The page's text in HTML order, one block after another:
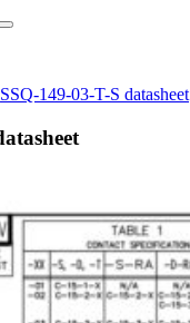
SSQ-149-03-T-S datasheet